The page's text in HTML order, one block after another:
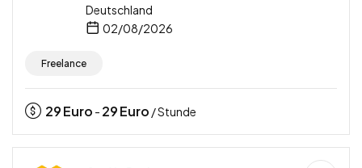
Deutschland
02/08/2026
Freelance
29Euro - 29Euro / Stunde